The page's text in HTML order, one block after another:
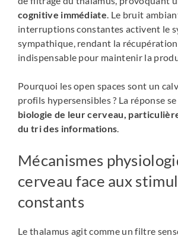
cognitive immédiate. Le bruit
interruptions constantes activent le
sympathique, rendant la
indispensable pour maintenir la
Pourquoi les open spaces sont un
profils hypersensibles ? La réponse
biologie de leur cerveau,
du tri des informations.
Mécanismes
cerveau face aux
constants
Le thalamus agit comme un filtre